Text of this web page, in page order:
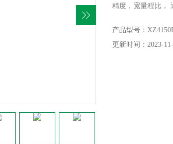
精度，宽量程比，
性*，使其性价比更
产品型号：
更新时间：2023-